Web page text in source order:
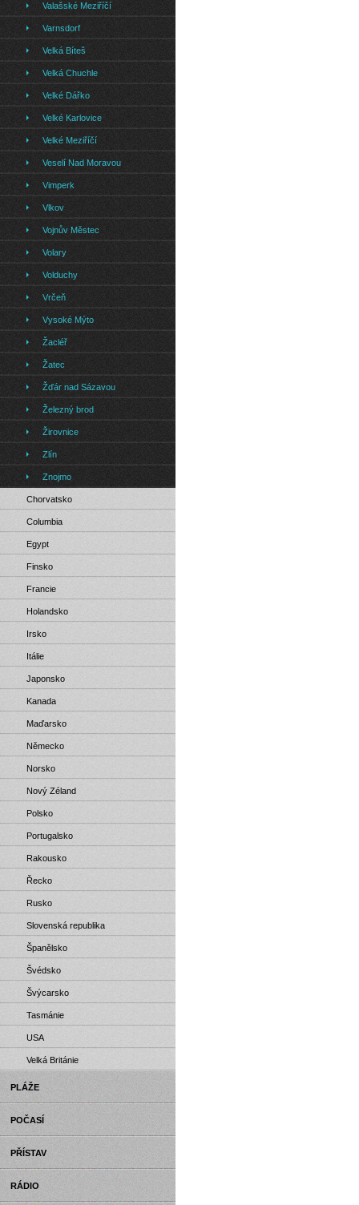
Valašské Meziříčí
Varnsdorf
Velká Bíteš
Velká Chuchle
Velké Dářko
Velké Karlovice
Velké Meziříčí
Veselí Nad Moravou
Vimperk
Vlkov
Vojnův Městec
Volary
Volduchy
Vrčeň
Vysoké Mýto
Žacléř
Žatec
Žďár nad Sázavou
Železný brod
Žirovnice
Zlín
Znojmo
Chorvatsko
Columbia
Egypt
Finsko
Francie
Holandsko
Irsko
Itálie
Japonsko
Kanada
Maďarsko
Německo
Norsko
Nový Zéland
Polsko
Portugalsko
Rakousko
Řecko
Rusko
Slovenská republika
Španělsko
Švédsko
Švýcarsko
Tasmánie
USA
Velká Británie
PLÁŽE
POČASÍ
PŘÍSTAV
RÁDIO